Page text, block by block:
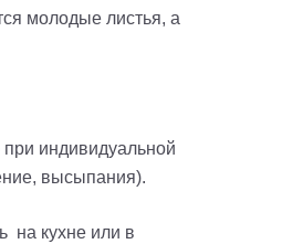
молодые листья, а
индивидуальной
высыпания).
на кухне или в